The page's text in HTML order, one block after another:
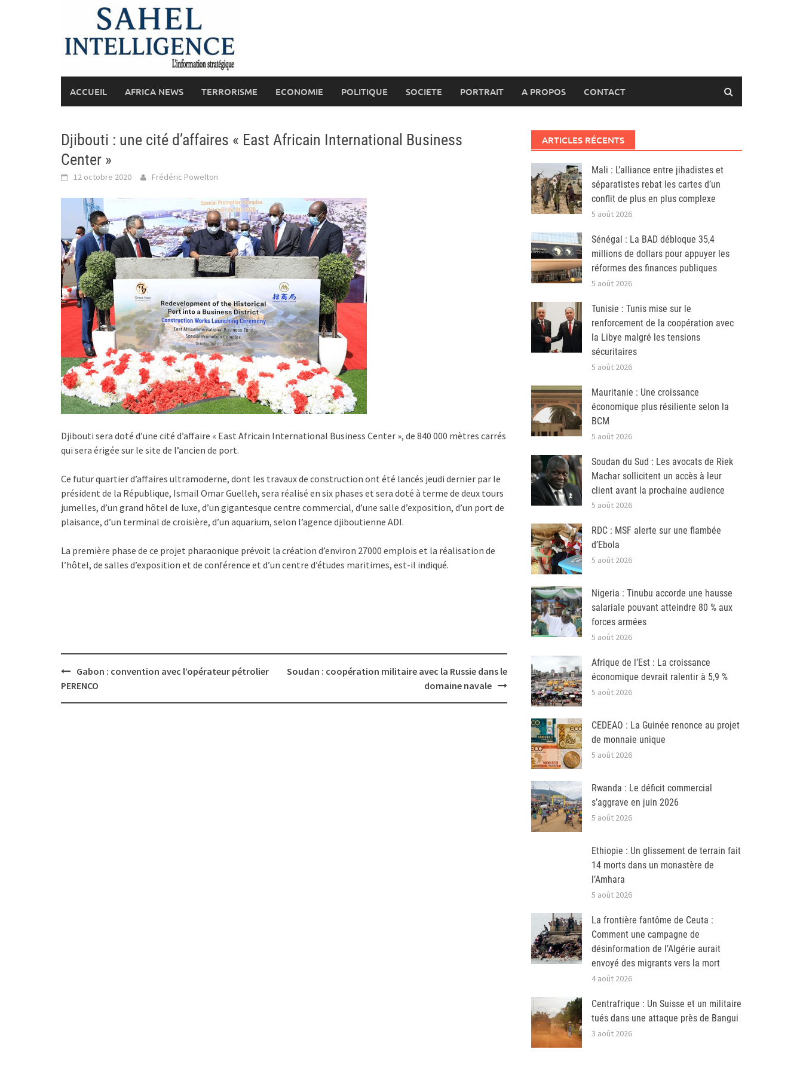
ACCUEIL AFRICA NEWS TERRORISME ECONOMIE POLITIQUE SOCIETE PORTRAIT A PROPOS CONTACT
Djibouti : une cité d’affaires « East Africain International Business
Center »
12 octobre 2020 Frédéric Powelton
Djibouti sera doté d’une cité d’affaire « East Africain International Business Center », de 840 000 mètres carrés
qui sera érigée sur le site de l’ancien de port.
Ce futur quartier d’affaires ultramoderne, dont les travaux de construction ont été lancés jeudi dernier par le
président de la République, Ismail Omar Guelleh, sera réalisé en six phases et sera doté à terme de deux tours
jumelles, d’un grand hôtel de luxe, d’un gigantesque centre commercial, d’une salle d’exposition, d’un port de
plaisance, d’un terminal de croisière, d’un aquarium, selon l’agence djiboutienne ADI.
La première phase de ce projet pharaonique prévoit la création d’environ 27000 emplois et la réalisation de
l’hôtel, de salles d’exposition et de conférence et d’un centre d’études maritimes, est-il indiqué.
Post
navigation
Gabon : convention avec l’opérateur pétrolier
PERENCO
Soudan : coopération militaire avec la Russie dans le
domaine navale
ARTICLES RÉCENTS
Mali : L’alliance entre jihadistes et
séparatistes rebat les cartes d’un
conflit de plus en plus complexe
5 août 2026
Sénégal : La BAD débloque 35,4
millions de dollars pour appuyer les
réformes des finances publiques
5 août 2026
Tunisie : Tunis mise sur le
renforcement de la coopération avec
la Libye malgré les tensions
sécuritaires
5 août 2026
Mauritanie : Une croissance
économique plus résiliente selon la
BCM
5 août 2026
Soudan du Sud : Les avocats de Riek
Machar sollicitent un accès à leur
client avant la prochaine audience
5 août 2026
RDC : MSF alerte sur une flambée
d’Ebola
5 août 2026
Nigeria : Tinubu accorde une hausse
salariale pouvant atteindre 80 % aux
forces armées
5 août 2026
Afrique de l’Est : La croissance
économique devrait ralentir à 5,9 %
5 août 2026
CEDEAO : La Guinée renonce au projet
de monnaie unique
5 août 2026
Rwanda : Le déficit commercial
s’aggrave en juin 2026
5 août 2026
Ethiopie : Un glissement de terrain fait
14 morts dans un monastère de
l’Amhara
5 août 2026
La frontière fantôme de Ceuta :
Comment une campagne de
désinformation de l’Algérie aurait
envoyé des migrants vers la mort
4 août 2026
Centrafrique : Un Suisse et un militaire
tués dans une attaque près de Bangui
3 août 2026